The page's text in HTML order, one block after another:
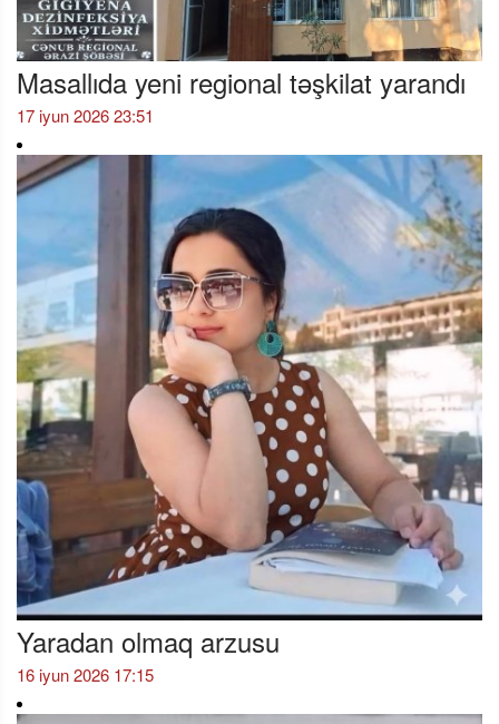
Masallıda yeni regional təşkilat yarandı
17 iyun 2026 23:51
Yaradan olmaq arzusu
16 iyun 2026 17:15